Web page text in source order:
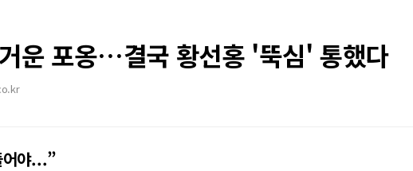
운 포옹…결국 황선홍 '뚝심' 통했다
어야...”